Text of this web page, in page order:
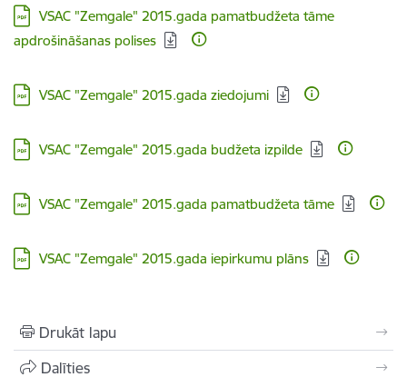
Lejupielādēt:
VSAC "Zemgale" 2015.gada pamatbudžeta tāme
apdrošināšanas polises
Lejupielādēt:
VSAC "Zemgale" 2015.gada ziedojumi
Lejupielādēt:
VSAC "Zemgale" 2015.gada budžeta izpilde
Lejupielādēt:
VSAC "Zemgale" 2015.gada pamatbudžeta tāme
Lejupielādēt:
VSAC "Zemgale" 2015.gada iepirkumu plāns
Drukāt lapu
Dalīties